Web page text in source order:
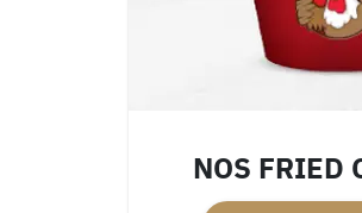
NOS FRIED